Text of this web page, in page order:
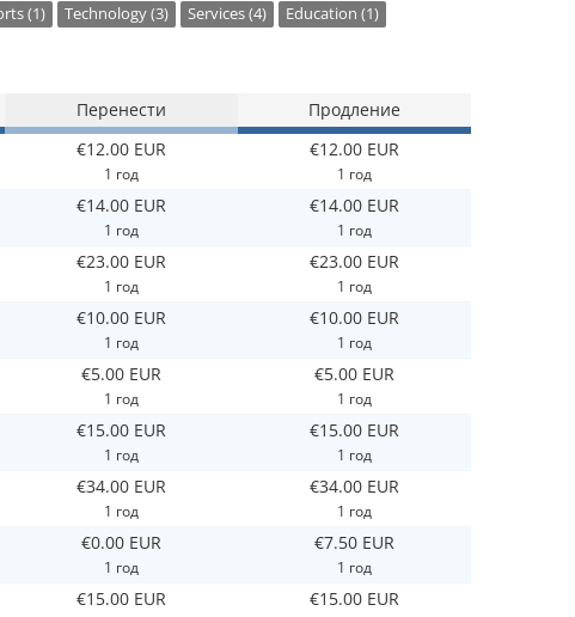
(1) Technology (3) Services (4)
Education (1)
Перенести Продление
€12.00 EUR
1 год
€12.00 EUR
1 год
€14.00 EUR
1 год
€14.00 EUR
1 год
€23.00 EUR
1 год
€23.00 EUR
1 год
€10.00 EUR
1 год
€10.00 EUR
1 год
€5.00 EUR
1 год
€5.00 EUR
1 год
€15.00 EUR
1 год
€15.00 EUR
1 год
€34.00 EUR
1 год
€34.00 EUR
1 год
€0.00 EUR
1 год
€7.50 EUR
1 год
€15.00 EUR €15.00 EUR